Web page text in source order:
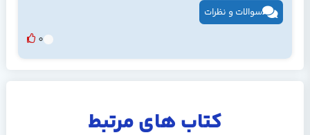
سوالات و نظرات
0
کتاب های مرتبط